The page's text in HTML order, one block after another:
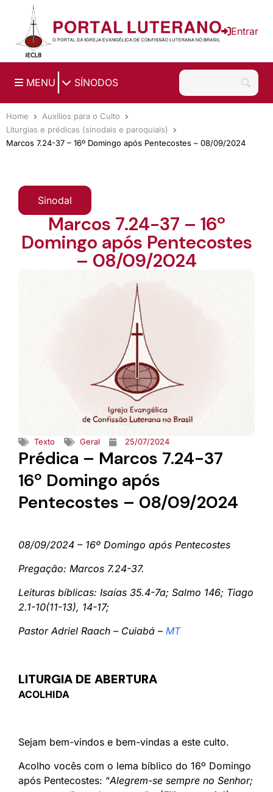
Ir para o conteúdo principal
Entrar
MENU SÍNODOS
Home
Auxílios para o Culto
Liturgias e prédicas (sinodais e paroquiais)
Marcos 7.24-37 – 16º Domingo após Pentecostes – 08/09/2024
Sinodal
Marcos 7.24-37 – 16º
Domingo após Pentecostes
– 08/09/2024
Texto Geral 25/07/2024
Prédica – Marcos 7.24-37
16º Domingo após
Pentecostes – 08/09/2024
08/09/2024 – 16º Domingo após Pentecostes
Pregação: Marcos 7.24-37.
Leituras bíblicas: Isaías 35.4-7a; Salmo 146; Tiago
2.1-10(11-13), 14-17;
Pastor Adriel Raach – Cuiabá – MT
LITURGIA DE ABERTURA
ACOLHIDA
Sejam bem-vindos e bem-vindas a este culto.
Acolho vocês com o lema bíblico do 16º Domingo
após Pentecostes: “Alegrem-se sempre no Senhor;